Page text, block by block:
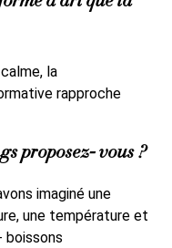
la
rapproche
proposez- vous ?
imaginé une
une température et
boissons